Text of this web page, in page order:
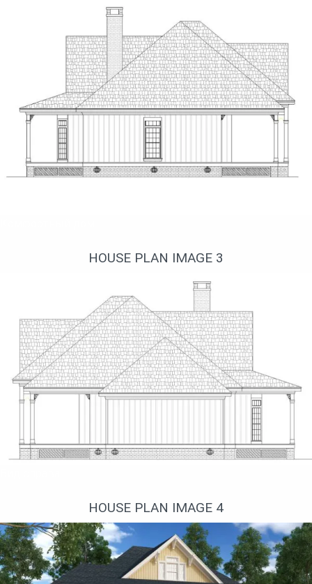
HOUSE PLAN IMAGE 3
HOUSE PLAN IMAGE 4